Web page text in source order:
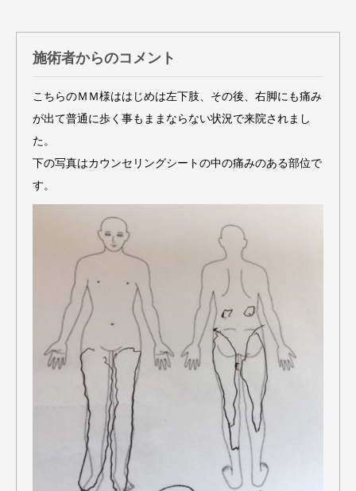
施術者からのコメント
こちらのＭＭ様ははじめは左下肢、その後、右脚にも痛み
が出て普通に歩く事もままならない状況で来院されまし
た。
下の写真はカウンセリングシートの中の痛みのある部位で
す。